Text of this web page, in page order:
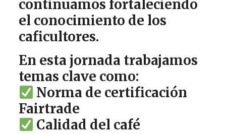
continuamos fortaleciendo
el conocimiento de los
caficultores.
En esta jornada trabajamos
temas clave como:
Norma de certificación
Fairtrade
Calidad del café